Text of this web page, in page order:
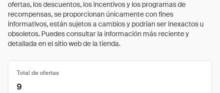
ofertas, los descuentos, los incentivos y los programas de
recompensas, se proporcionan únicamente con fines
informativos, están sujetos a cambios y podrían ser inexactos u
obsoletos. Puedes consultar la información más reciente y
detallada en el sitio web de la tienda.
Total de ofertas
9